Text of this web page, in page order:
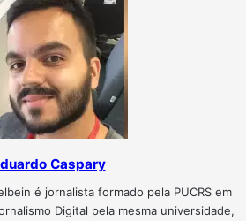
Caspary
é jornalista formado pela PUCRS em
Digital pela mesma universidade,